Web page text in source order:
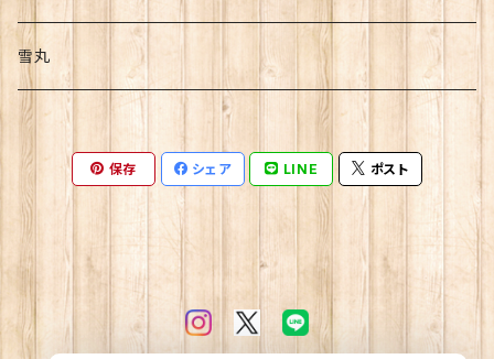
スプーン
ミニスプーン
クリップ
拒否柴
飛行機耳
コースター
蓄音機コースター
桜の木を見上げる(お花見)コースター
BIGネームタグ
お箸
BIGネームタグ
マグネット
コースター
木札
ミニタオル
雪丸
保存 シェア LINE ポスト